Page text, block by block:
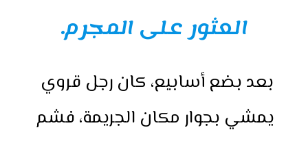
العثور على المجرم.
بعد بضع أسابيع، كان رجل قروي
يمشي بجوار مكان الجريمة، فشم